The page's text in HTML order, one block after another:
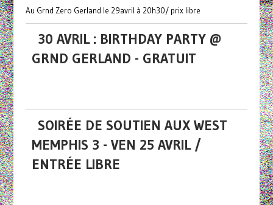
Au Grnd Zero Gerland le 29avril à 20h30/ prix libre
30 AVRIL : BIRTHDAY PARTY @
GRND GERLAND - GRATUIT
SOIRÉE DE SOUTIEN AUX WEST
MEMPHIS 3 - VEN 25 AVRIL /
ENTRÉE LIBRE